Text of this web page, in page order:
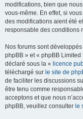
modifications, bien que
vous-même. En effet, si
des modifications aient été
responsable des conditions
Nos forums sont
phpBB » et « phpBB
déclaré sous la « licence
téléchargé sur le site de
de faciliter les discussions
être tenu comme
acceptons et que nous
phpBB, veuillez consulter le